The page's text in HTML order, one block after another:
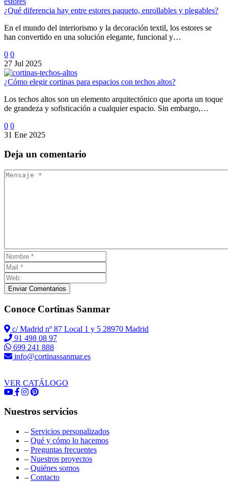
¿Qué diferencia hay entre estores paqueto, enrollables y plegables?
En el mundo del interiorismo y la decoración textil, los estores se
han convertido en una solución elegante, funcional y…
0 0
27 Jul 2025
¿Cómo elegir cortinas para espacios con techos altos?
Los techos altos son un elemento arquitectónico que aporta un toque
de grandeza y sofisticación a cualquier espacio. Sin embargo,…
0 0
31 Ene 2025
Deja un comentario
Enviar Comentarios
Conoce Cortinas Sanmar
c/ Madrid nº 87 Local 1 y 5 28970 Madrid
91 498 08 97
699 241 888
info@cortinassanmar.es
VER CATÁLOGO
Nuestros servicios
– Servicios personalizados
– Qué y cómo lo hacemos
– Preguntas frecuentes
– Nuestros proyectos
– Quiénes somos
– Contacto